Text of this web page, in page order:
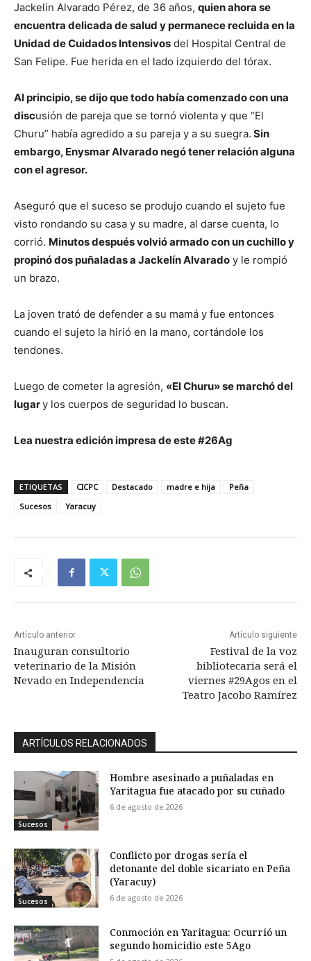
Jackelin Alvarado Pérez, de 36 años, quien ahora se
encuentra delicada de salud y permanece recluida en la
Unidad de Cuidados Intensivos del Hospital Central de
San Felipe. Fue herida en el lado izquierdo del tórax.
Al principio, se dijo que todo había comenzado con una
discusión de pareja que se tornó violenta y que “El
Churu” había agredido a su pareja y a su suegra. Sin
embargo, Enysmar Alvarado negó tener relación alguna
con el agresor.
Aseguró que el suceso se produjo cuando el sujeto fue
visto rondando su casa y su madre, al darse cuenta, lo
corrió. Minutos después volvió armado con un cuchillo y
propinó dos puñaladas a Jackelín Alvarado y le rompió
un brazo.
La joven trató de defender a su mamá y fue entonces
cuando el sujeto la hirió en la mano, cortándole los
tendones.
Luego de cometer la agresión, «El Churu» se marchó del
lugary los cuerpos de seguridad lo buscan.
Lea nuestra edición impresa de este #26Ag
ETIQUETAS CICPC Destacado madre e hija
Peña
Sucesos
Yaracuy
Artículo anterior
Inauguran consultorio
veterinario de la Misión
Nevado en Independencia
Artículo siguiente
Festival de la voz
bibliotecaria será el
viernes #29Agos en el
Teatro Jacobo Ramírez
ARTÍCULOS RELACIONADOS
Sucesos
Hombre asesinado a puñaladas en
Yaritagua fue atacado por su cuñado
6 de agosto de 2026
Sucesos
Conflicto por drogas sería el
detonante del doble sicariato en Peña
(Yaracuy)
6 de agosto de 2026
Conmoción en Yaritagua: Ocurrió un
segundo homicidio este 5Ago